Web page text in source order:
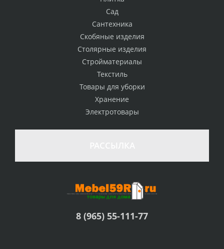
Сад
Сантехника
Скобяные изделия
Столярные изделия
Стройматериалы
Текстиль
Товары для уборки
Хранение
Электротовары
8 (965) 55-111-77